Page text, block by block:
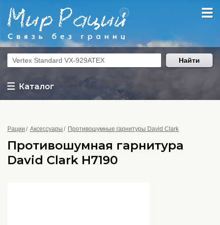
Каталог
Найти
Рации Аксессуары Противошумные гарнитуры David Clark
Противошумная гарнитура
David Clark H7190